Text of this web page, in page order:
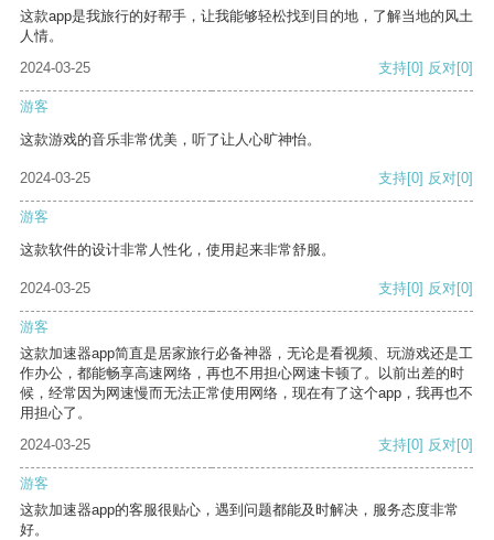
这款app是我旅行的好帮手，让我能够轻松找到目的地，了解当地的风土
人情。
2024-03-25
支持[0] 反对[0]
游客
这款游戏的音乐非常优美，听了让人心旷神怡。
2024-03-25 支持[0] 反对[0]
游客
这款软件的设计非常人性化，使用起来非常舒服。
2024-03-25 支持[0] 反对[0]
游客
这款加速器app简直是居家旅行必备神器，无论是看视频、玩游戏还是工
作办公，都能畅享高速网络，再也不用担心网速卡顿了。以前出差的时
候，经常因为网速慢而无法正常使用网络，现在有了这个app，我再也不
用担心了。
2024-03-25
支持[0] 反对[0]
游客
这款加速器app的客服很贴心，遇到问题都能及时解决，服务态度非常
好。